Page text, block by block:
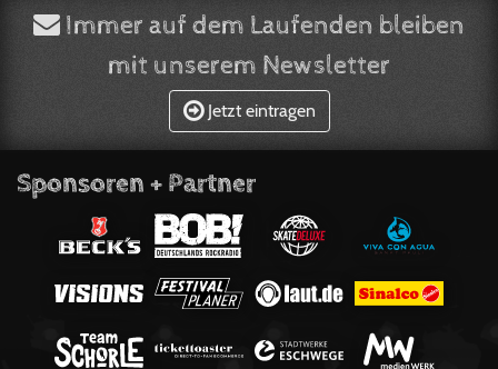
Immer auf dem Laufenden bleiben
mit unserem Newsletter
Jetzt eintragen
Sponsoren + Partner